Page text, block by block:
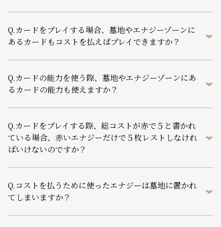
Q.カードをプレイする場合、墓地やエナジーゾーンに
あるカードもコストを払えばプレイできますか？
Q.カードの能力を使う際、墓地やエナジーゾーンにあ
るカードの能力も使えますか？
Q.カードをプレイする際、総コストが赤で５と書かれ
ている場合、赤いエナジーだけで５枚レストしなけれ
ばいけないのですか？
Q.コストを払うために使ったエナジーは墓地に置かれ
てしまいますか？